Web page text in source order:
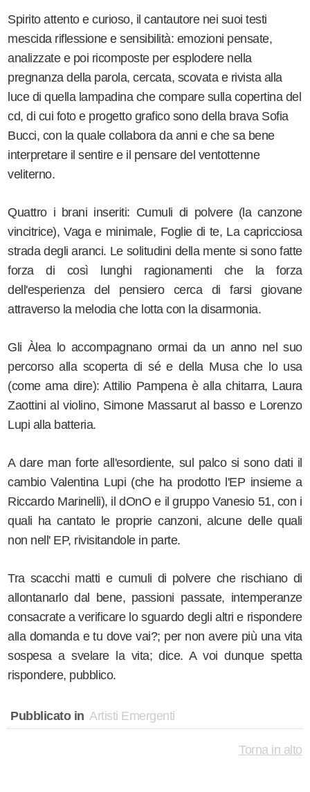
Spirito attento e curioso, il cantautore nei suoi testi
mescida riflessione e sensibilità: emozioni pensate,
analizzate e poi ricomposte per esplodere nella
pregnanza della parola, cercata, scovata e rivista alla
luce di quella lampadina che compare sulla copertina del
cd, di cui foto e progetto grafico sono della brava Sofia
Bucci, con la quale collabora da anni e che sa bene
interpretare il sentire e il pensare del ventottenne
veliterno.
Quattro i brani inseriti: Cumuli di polvere(la canzone
vincitrice),Vaga e minimale, Foglie di te, La capricciosa
strada degli aranci. Le solitudini della mente si sono fatte
forza di così lunghi ragionamenti che la forza
dell'esperienza del pensiero cerca di farsi giovane
attraverso la melodia che lotta con la disarmonia.
Gli Àlea lo accompagnano ormai da un anno nel suo
percorso alla scoperta di sé e della Musa che lo usa
(come ama dire): Attilio Pampena è alla chitarra, Laura
Zaottini al violino, Simone Massarut al basso e Lorenzo
Lupi alla batteria.
A dare man forte all'esordiente, sul palco si sono dati il
cambio Valentina Lupi (che ha prodotto l'EP insieme a
Riccardo Marinelli), il dOnO e il gruppo Vanesio 51, con i
quali ha cantato le proprie canzoni, alcune delle quali
non nell' EP, rivisitandole in parte.
Tra scacchi matti e cumuli di polvere che rischiano di
allontanarlo dal bene, passioni passate, intemperanze
consacrate a verificare lo sguardo degli altri e rispondere
alla domanda e tu dove vai?; per non avere più una vita
sospesa a svelare la vita; dice. A voi dunque spetta
rispondere, pubblico.
Pubblicato in Artisti Emergenti
Torna in alto